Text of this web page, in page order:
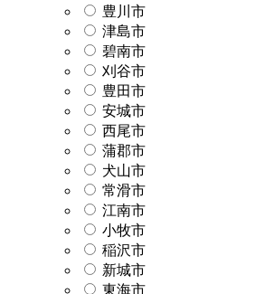
豊川市
津島市
碧南市
刈谷市
豊田市
安城市
西尾市
蒲郡市
犬山市
常滑市
江南市
小牧市
稲沢市
新城市
東海市